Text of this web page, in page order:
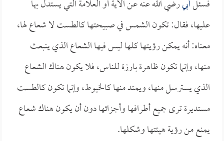
فسئلأبيرضي الله عنه عن الآية أو العلامة التي يستدل بها
عليها، فقال: تكون الشمس في صبيحتها كالطست لا شعاع لها،
معناه: أنه يمكن رؤيتها كلها ليس فيها الشعاع الذي ينبعث
منها، وإنما تكون ظاهرة بارزة للناس، فلا يكون هناك الشعاع
الذي يسترسل منها، ويمتد منها كالخيوط، وإنما تكون كالطست
مستديرة ترى جميع أطرافها وأجزائها دون أن يكون هناك شعاع
يمنع من رؤية هيئتها وشكلها.